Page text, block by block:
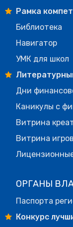
Рамка
Библиотека
Навигатор
УМК для школ
Дни
Каникулы с
Витрина
Витрина
ОРГАНЫ
Паспорта
Конкурс